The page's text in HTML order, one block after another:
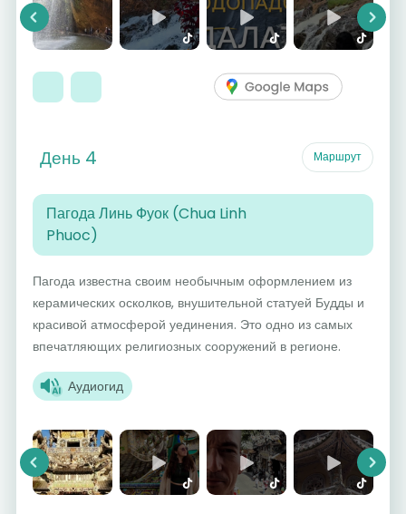
Previous Next
День 4 Маршрут
Пагода Линь Фуок (Chua Linh
Phuoc)
Пагода известна своим необычным оформлением из
керамических осколков, внушительной статуей Будды и
красивой атмосферой уединения. Это одно из самых
впечатляющих религиозных сооружений в регионе.
Аудиогид
Previous Next